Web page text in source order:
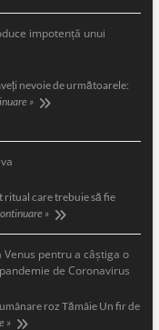
impotență unui
nevoie de următoarele:
»
ritual care trebuie să fie
»
pentru a câştiga o
de Coronavirus
roz Tămâie Un fir de
»